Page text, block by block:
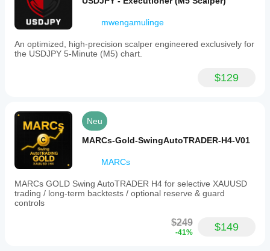
mwengamulinge
An optimized, high-precision scalper engineered exclusively for
the USDJPY 5-Minute (M5) chart.
$129
Neu
MARCs-Gold-SwingAutoTRADER-H4-V01
MARCs
MARCs GOLD Swing AutoTRADER H4 for selective XAUUSD
trading / long-term backtests / optional reserve & guard
controls
$249
-41% $149